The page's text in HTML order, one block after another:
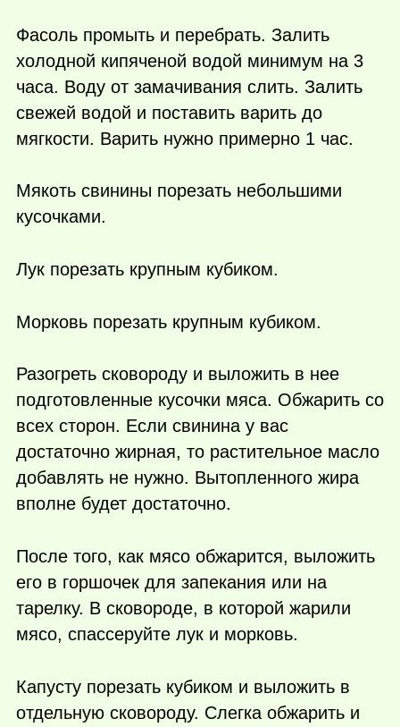
Фасоль промыть и перебрать. Залить
холодной кипяченой водой минимум на 3
часа. Воду от замачивания слить. Залить
свежей водой и поставить варить до
мягкости. Варить нужно примерно 1 час.
Мякоть свинины порезать небольшими
кусочками.
Лук порезать крупным кубиком.
Морковь порезать крупным кубиком.
Разогреть сковороду и выложить в нее
подготовленные кусочки мяса. Обжарить со
всех сторон. Если свинина у вас
достаточно жирная, то растительное масло
добавлять не нужно. Вытопленного жира
вполне будет достаточно.
После того, как мясо обжарится, выложить
его в горшочек для запекания или на
тарелку. В сковороде, в которой жарили
мясо, спассеруйте лук и морковь.
Капусту порезать кубиком и выложить в
отдельную сковороду. Слегка обжарить и